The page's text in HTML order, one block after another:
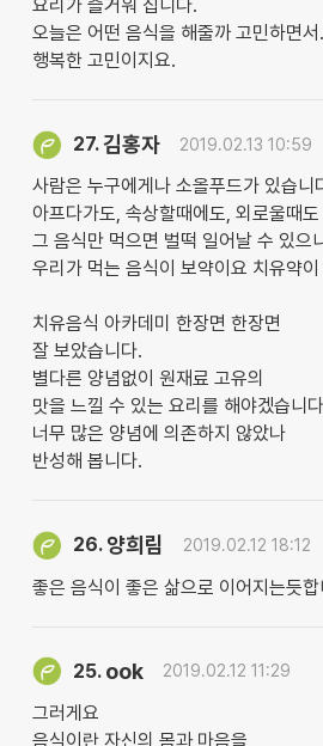
요리가 즐거워 집니다.
오늘은 어떤 음식을 해줄까 고민하면서
행복한 고민이지요.
27.김홍자 2019.02.13 10:59
사람은 누구에게나 소올푸드가 있습니
아프다가도, 속상할때에도, 외로울때도
그 음식만 먹으면 벌떡 일어날 수 있으니
우리가 먹는 음식이 보약이요 치유약
치유음식 아카데미 한장면 한장면
잘 보았습니다.
별다른 양념없이 원재료 고유의
맛을 느낄 수 있는 요리를 해야겠습니
너무 많은 양념에 의존하지 않았나
반성해 봅니다.
26.양희림 2019.02.12 18:12
좋은 음식이 좋은 삶으로 이어지는듯
25. ook 2019.02.12 11:29
그러게요
음식이란 자신의 몸과 마음을